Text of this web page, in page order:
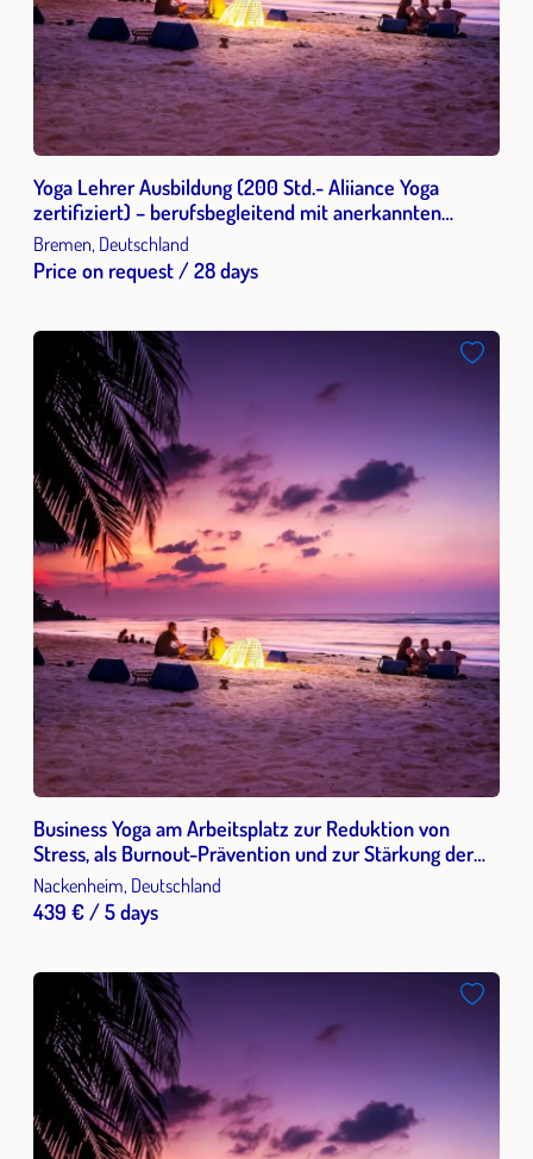
Yoga Lehrer Ausbildung (200 Std.- Aliiance Yoga
zertifiziert) – berufsbegleitend mit anerkannten
Bildungsurlaubsmodul
Bremen, Deutschland
Price on request / 28 days
Business Yoga am Arbeitsplatz zur Reduktion von
Stress, als Burnout-Prävention und zur Stärkung der
Resilienz in einer schnelllebigen Zeit des Wandels
Nackenheim, Deutschland
439 € / 5 days